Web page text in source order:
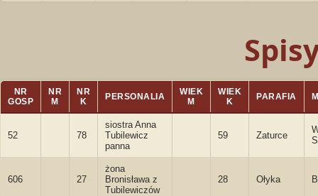
NR
GOSP
NR
M
NR
K
PERSONALIA
WIEK
M
WIEK
K
PARAFIA
52 78
siostra Anna
Tubilewicz
panna
59 Zaturce
606 27
żona
Bronisława z
Tubilewiczów
28 Ołyka